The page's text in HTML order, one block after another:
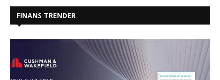
FINANS TRENDER